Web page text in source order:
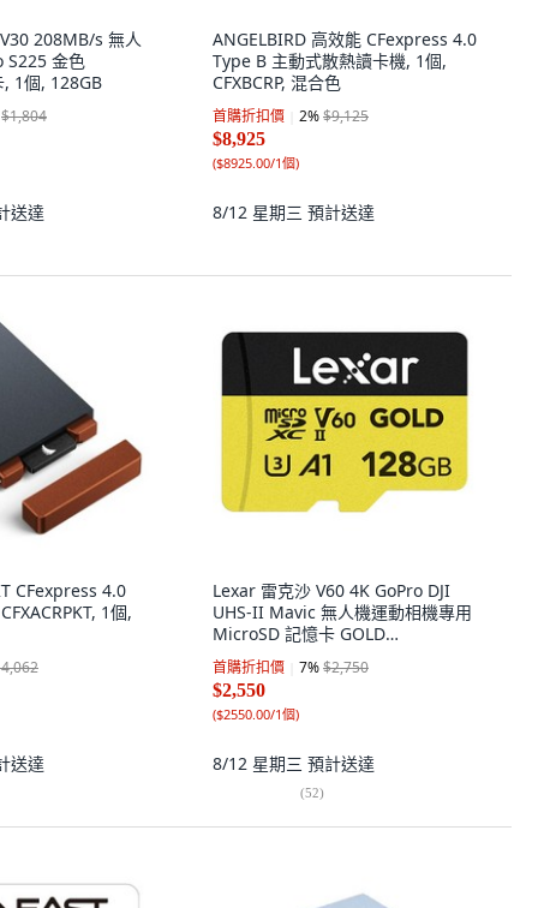
208MB/s 無人
金色
1個, 128GB
$1,804
送達
ANGELBIRD 高效能 CFexpress 4.0
Type B 主動式散熱讀卡機, 1個,
CFXBCRP, 混合色
首購折扣價 2%$9,125
$8,925
($8925.00/1個)
8/12 星期三 預計送達
CFexpress 4.0
1個,
送達
Lexar 雷克沙 V60 4K GoPro DJI
UHS-II Mavic 無人機運動相機專用
MicroSD 記憶卡 GOLD
LMSGOLD128G-BNNNG, 128GB
首購折扣價 7%$2,750
$2,550
($2550.00/1個)
8/12 星期三 預計送達
(52)